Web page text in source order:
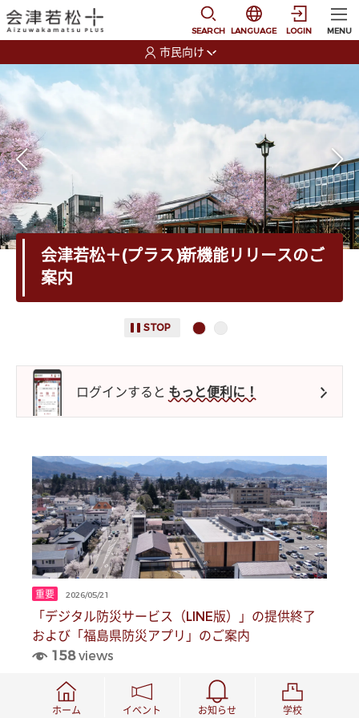
SEARCH
選択すると言語の切
LANGUAGE LOGIN MENU
選択すると利用者の切替が発生します
市民向け
本文の始まり
リスト 2項目
会津若松＋(プラス)新機能リリースのご
案内
STOP
ログインすると もっと便利に！
重要 2026/05/21
「デジタル防災サービス（LINE版）」の提供終了
および「福島県防災アプリ」のご案内
158views
ホーム イベント お知らせ 学校